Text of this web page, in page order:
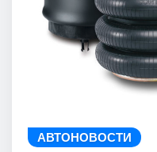
АВТОНОВОСТИ